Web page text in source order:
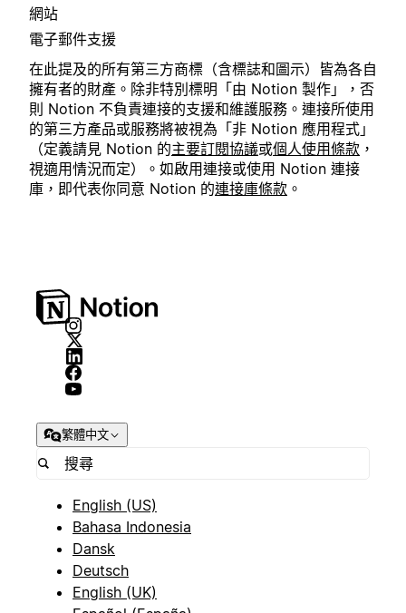
網站
電子郵件支援
在此提及的所有第三方商標（含標誌和圖示）皆為各自
擁有者的財產。除非特別標明「由 Notion 製作」，否
則 Notion 不負責連接的支援和維護服務。連接所使用
的第三方產品或服務將被視為「非 Notion 應用程式」
（定義請見 Notion 的主要訂閱協議或個人使用條款 ，
視適用情況而定）。如啟用連接或使用 Notion 連接
庫，即代表你同意 Notion 的連接庫條款 。
繁體中文
English (US)
Bahasa Indonesia
Dansk
Deutsch
English (UK)